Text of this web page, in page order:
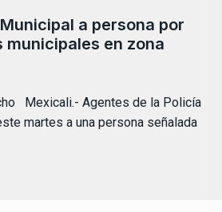
a persona por
municipales en zona
Mexicali.- Agentes de la Policía
martes a una persona señalada